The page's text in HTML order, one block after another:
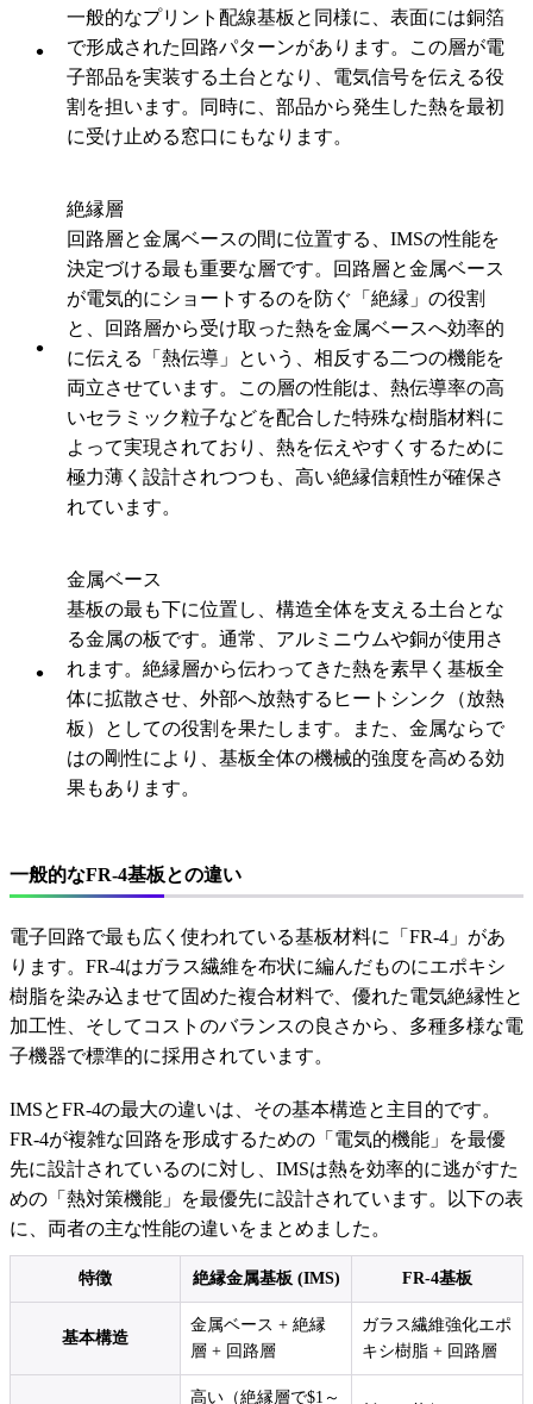
一般的なプリント配線基板と同様に、表面には銅箔
で形成された回路パターンがあります。この層が電
子部品を実装する土台となり、電気信号を伝える役
割を担います。同時に、部品から発生した熱を最初
に受け止める窓口にもなります。
絶縁層
回路層と金属ベースの間に位置する、IMSの性能を
決定づける最も重要な層です。回路層と金属ベース
が電気的にショートするのを防ぐ「絶縁」の役割
と、回路層から受け取った熱を金属ベースへ効率的
に伝える「熱伝導」という、相反する二つの機能を
両立させています。この層の性能は、熱伝導率の高
いセラミック粒子などを配合した特殊な樹脂材料に
よって実現されており、熱を伝えやすくするために
極力薄く設計されつつも、高い絶縁信頼性が確保さ
れています。
金属ベース
基板の最も下に位置し、構造全体を支える土台とな
る金属の板です。通常、アルミニウムや銅が使用さ
れます。絶縁層から伝わってきた熱を素早く基板全
体に拡散させ、外部へ放熱するヒートシンク（放熱
板）としての役割を果たします。また、金属ならで
はの剛性により、基板全体の機械的強度を高める効
果もあります。
一般的なFR-4基板との違い
電子回路で最も広く使われている基板材料に「FR-4」があ
ります。FR-4はガラス繊維を布状に編んだものにエポキシ
樹脂を染み込ませて固めた複合材料で、優れた電気絶縁性と
加工性、そしてコストのバランスの良さから、多種多様な電
子機器で標準的に採用されています。
IMSとFR-4の最大の違いは、その基本構造と主目的です。
FR-4が複雑な回路を形成するための「電気的機能」を最優
先に設計されているのに対し、IMSは熱を効率的に逃がすた
めの「熱対策機能」を最優先に設計されています。以下の表
に、両者の主な性能の違いをまとめました。
特徴 絶縁金属基板 (IMS) FR-4基板
基本構造
金属ベース + 絶縁
層 + 回路層
ガラス繊維強化エポ
キシ樹脂 + 回路層
高い（絶縁層で$1～